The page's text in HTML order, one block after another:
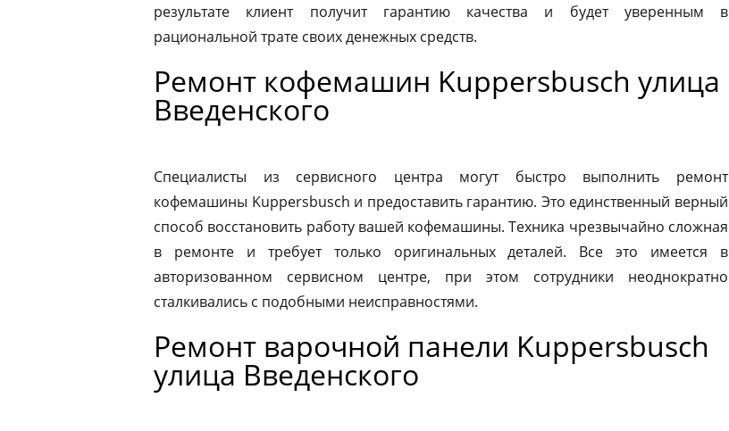
результате клиент получит гарантию качества и будет уверенным в
рациональной трате своих денежных средств.
Ремонт кофемашин Kuppersbusch улица
Введенского
Специалисты из сервисного центра могут быстро выполнить ремонт
кофемашины Kuppersbusch и предоставить гарантию. Это единственный верный
способ восстановить работу вашей кофемашины. Техника чрезвычайно сложная
в ремонте и требует только оригинальных деталей. Все это имеется в
авторизованном сервисном центре, при этом сотрудники неоднократно
сталкивались с подобными неисправностями.
Ремонт варочной панели Kuppersbusch
улица Введенского